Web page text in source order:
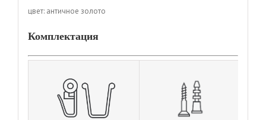
цвет: античное золото
Комплектация